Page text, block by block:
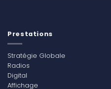
Prestations
Stratégie Globale
Radios
Digital
Affichage